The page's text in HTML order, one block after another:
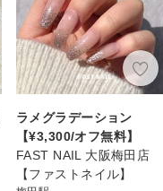
ラメグラデーション
【¥3,300/オフ無料】
FAST NAIL 大阪梅田店
【ファストネイル】